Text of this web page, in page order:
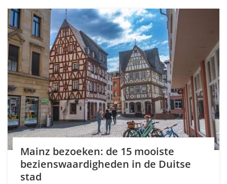
Mainz bezoeken: de 15 mooiste
bezienswaardigheden in de Duitse
stad